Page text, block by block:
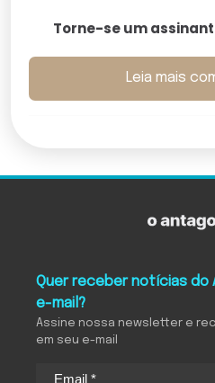
Torne-se um
Leia mais
Quer receber notícias do
e-mail?
Assine nossa newsletter e
em seu e-mail